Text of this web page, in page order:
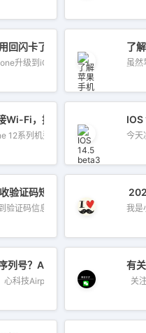
回闪卡了怎么办？
升级到iOS 14的...
了
虽然
Wi-Fi，提示无法入网怎么办？
12系列机型或已升...
IOS
今天
验证码短信怎么办？
验证码信息，比如...
列号？Airpods序列号查看方法
心科技Airpods出问...
有
关